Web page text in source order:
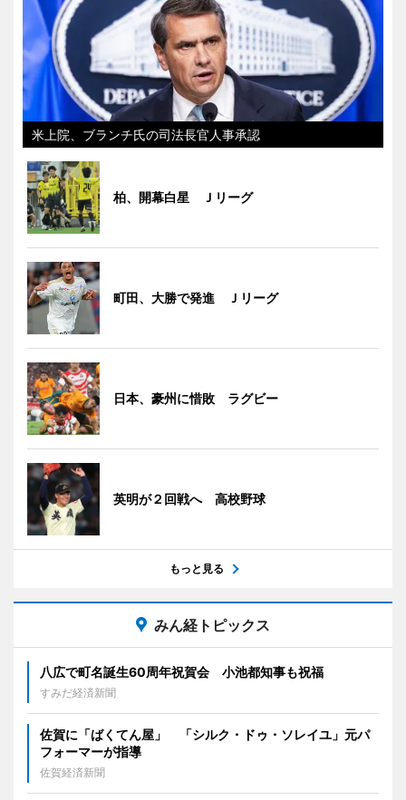
米上院、ブランチ氏の司法長官人事承認
柏、開幕白星 Ｊリーグ
町田、大勝で発進 Ｊリーグ
日本、豪州に惜敗 ラグビー
英明が２回戦へ 高校野球
もっと見る
みん経トピックス
八広で町名誕生60周年祝賀会 小池都知事も祝福
すみだ経済新聞
佐賀に「ばくてん屋」 「シルク・ドゥ・ソレイユ」元パ
フォーマーが指導
佐賀経済新聞